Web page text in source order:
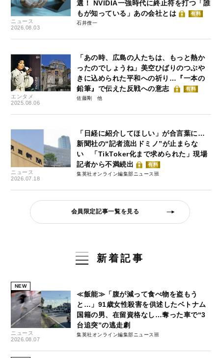
ニュース
2026.08.03
選！ NVIDIA一強時代に終止符を打つ「誰
もが知っている」あの会社とは
有料
石井僚一
エンタメ
2025.08.06
「あの時、広島の人たちは、もっと熱か
ったのでしょうね」美空ひばりのつぶや
きに込められた平和への祈り…『一本の
鉛筆』で伝えた反戦への意志
有料
佐藤剛
ニュース
2026.07.18
「日経に紹介してほしい」が合言葉に…
新聞社の“記者流出ドミノ”が止まらな
い 「TikToker化まで求められた」現場
記者から不満続出
有料
集英社オンライン編集部ニュース班
会員限定記事一覧を見る
新着記事
NEW
ニュース
2026.08.07
≪飯能≫「腹が減って食べ物を盗もう
と…」91歳女性殺害を供述したベトナム
国籍の男、在留資格なし…奪った車で“3
台追突”の逃走劇
集英社オンライン編集部ニュース班